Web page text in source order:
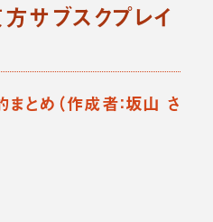
サブスクプレイ
とめ（作成者：坂山 さ